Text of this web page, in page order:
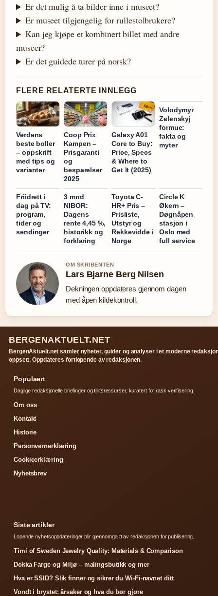
Er det mulig å ta bilder inne i museet?
Er museet tilgjengelig for rullestolbrukere?
Kan jeg kjøpe et kombinert billet med andre
museer?
Er det guidede turer på norsk?
FLERE RELATERTE INNLEGG
Verdens
beste boller
– oppskrift
med tips og
varianter
Coop Prix
Kampen –
Prisgaranti
og
besparelser
2025
Galaxy A01
Core to Buy:
Price, Specs
& Where to
Get It (2025)
Volodymyr
Zelenskyj
formue:
fakta og
myter
Friidrett i
dag på TV:
program,
tider og
sendinger
3 mnd
NIBOR:
Dagens
rente 4,45 %,
historikk og
forklaring
Toyota C-
HR+ Pris –
Prisliste,
Utstyr og
Rekkevidde i
Norge
Circle K
Økern –
Døgnåpen
stasjon i
Oslo med
full service
OM SKRIBENTEN
Lars Bjarne Berg Nilsen
Dekningen oppdateres gjennom dagen
med åpen kildekontroll.
BERGENAKTUELT.NET
BergenAktuelt.net samler nyheter, guider og analyser i et moderne
oppsett. Oppdateres fortlopende av redaksjonen.
Populaert
Daglige redaksjonelle briefinger og tillitsressurser, kuratert for rask verifisering.
Om oss
Kontakt
Historie
Personvernerklæring
Cookieerklæring
Nyhetsbrev
Siste artikler
Lopende nyhetsoppdateringer blir gjennomga tt av redaksjonen for publisering.
Timi of Sweden Jewelry Quality: Materials & Comparison
Dokka Farge og Miljø – malingsbutikk og mer
Hva er SSID? Slik finner og sikrer du Wi-Fi-navnet ditt
Vondt i brystet: årsaker og hva du bør gjøre